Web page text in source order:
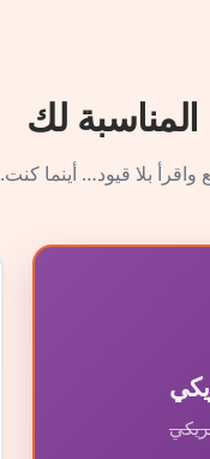
لك
بلا قيود… أينما كنت.